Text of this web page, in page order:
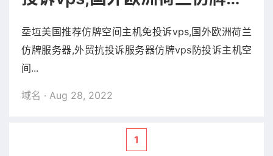
务器,外贸抗投诉服务器仿牌
vps防投诉主机空间
坖坘美国推荐仿牌空间主机免投诉vps,国外欧洲荷兰
仿牌服务器,外贸抗投诉服务器仿牌vps防投诉主机空
间...
域名 · Aug 28, 2022
1